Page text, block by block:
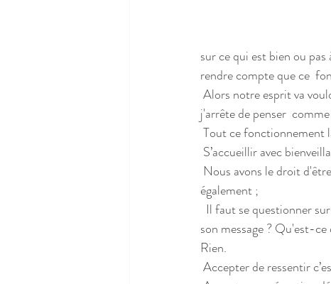
sur ce qui est bien ou
rendre compte que ce
j'arrête de penser  comme
Tout ce fonctionnement
S’accueillir avec
également ;
son message ? Qu'est-
Rien.
Accepter de ressentir